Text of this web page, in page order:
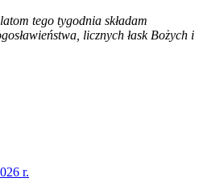
tego tygodnia składam
licznych łask Bożych i
r.